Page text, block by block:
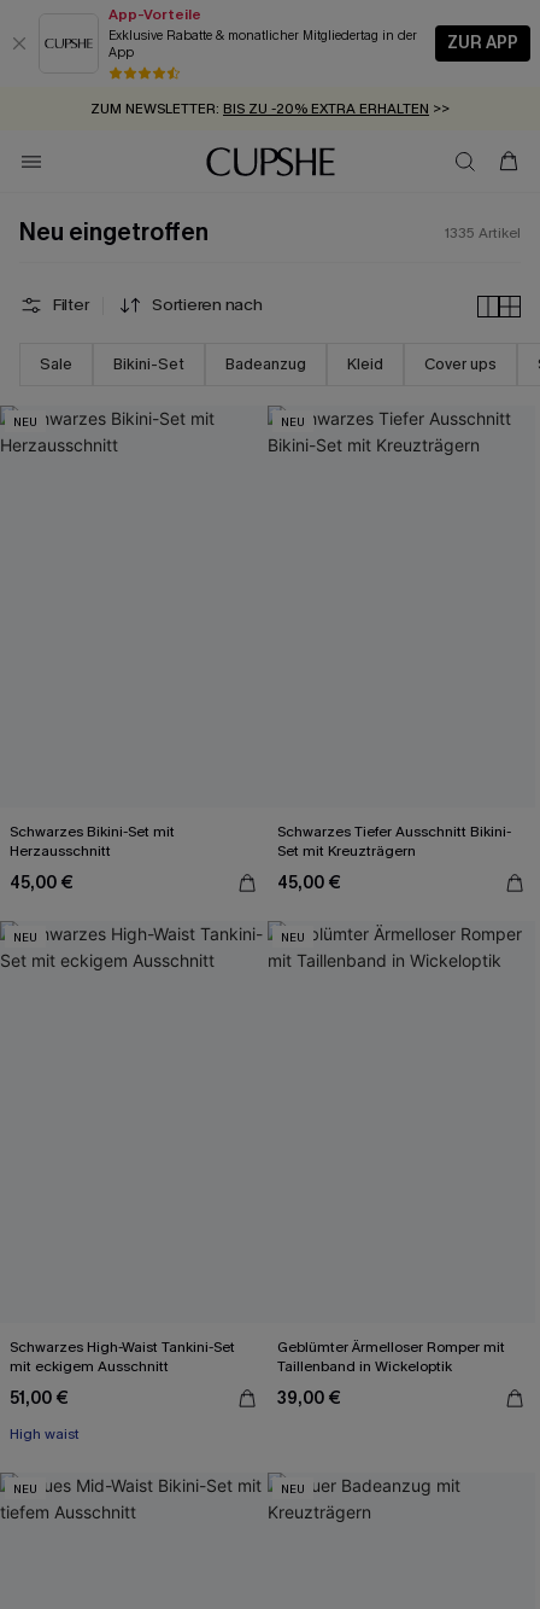
App-Vorteile
Exklusive Rabatte & monatlicher Mitgliedertag in der
App
ZUR APP
GRATIS MASSBAND MIT JEDEM SCHNELLVERSAND-ARTIKEL >>
SUMMER SALE:
ZUM NEWSLETTER: BIS ZU -20% EXTRA ERHALTEN >>
KOSTENLOSER VERSAND AB 89 €
Neu eingetroffen 1335 Artikel
Filter Sortieren nach
Sale Bikini-Set Badeanzug Kleid Cover ups
NEU
Schwarzes Bikini-Set mit
Herzausschnitt
45,00 €
NEU
Schwarzes Tiefer Ausschnitt Bikini-
Set mit Kreuzträgern
45,00 €
NEU
Schwarzes High-Waist Tankini-Set
mit eckigem Ausschnitt
51,00 €
High waist
NEU
Geblümter Ärmelloser Romper mit
Taillenband in Wickeloptik
39,00 €
NEU NEU